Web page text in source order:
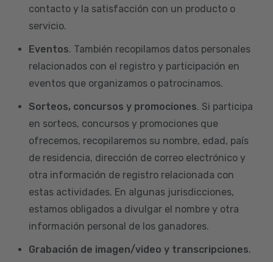
contacto y la satisfacción con un producto o
servicio.
Eventos. También recopilamos datos personales
relacionados con el registro y participación en
eventos que organizamos o patrocinamos.
Sorteos, concursos y promociones. Si participa
en sorteos, concursos y promociones que
ofrecemos, recopilaremos su nombre, edad, país
de residencia, dirección de correo electrónico y
otra información de registro relacionada con
estas actividades. En algunas jurisdicciones,
estamos obligados a divulgar el nombre y otra
información personal de los ganadores.
Grabación de imagen/video y transcripciones.